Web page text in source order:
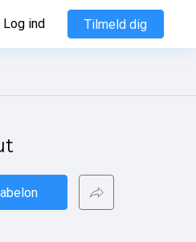
Log ind Tilmeld dig